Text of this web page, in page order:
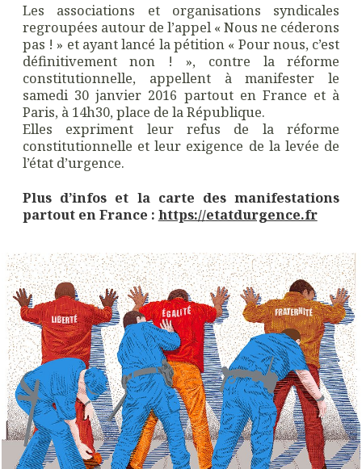
Les associations et organisations syndicales
regroupées autour de l’appel « Nous ne céderons
pas ! » et ayant lancé la pétition « Pour nous, c’est
définitivement non ! », contre la réforme
constitutionnelle, appellent à manifester le
samedi 30 janvier 2016 partout en France et à
Paris, à 14h30, place de la République.
Elles expriment leur refus de la réforme
constitutionnelle et leur exigence de la levée de
l’état d’urgence.
Plus d’infos et la carte des manifestations
partout en France : https://etatdurgence.fr